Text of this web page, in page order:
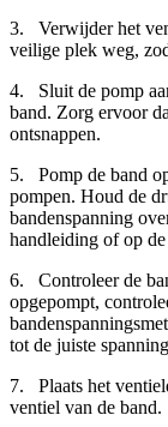
3. Verwijder het
veilige plek weg,
4. Sluit de pomp
band. Zorg ervoor
ontsnappen.
5. Pomp de band
pompen. Houd de
bandenspanning
handleiding of op
6. Controleer de
opgepompt,
tot de juiste
7. Plaats het
ventiel van de band.